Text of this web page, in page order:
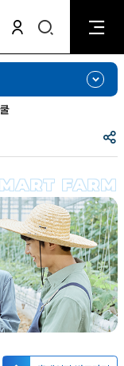
활
검
비
활
성
화
공
FARM